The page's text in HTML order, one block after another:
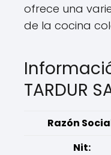
ofrece una
de la cocina
TARDUR
Razón
Nit: